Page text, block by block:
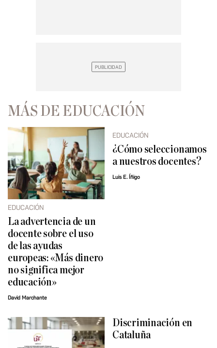
MÁS DE EDUCACIÓN
EDUCACIÓN
La advertencia de un
docente sobre el uso
de las ayudas
europeas: «Más dinero
no significa mejor
educación»
David Marchante
EDUCACIÓN
¿Cómo seleccionamos
a nuestros docentes?
Luis E. Íñigo
Discriminación en
Cataluña